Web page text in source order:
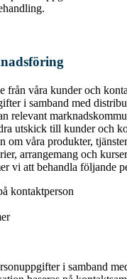
från våra kunder och
i samband med
relevant
utskick till kunder och
om våra produkter,
arrangemang och
vi att behandla följande
kontaktperson
i samband